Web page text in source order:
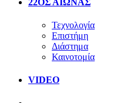
Τεχνολογία
Επιστήμη
Διάστημα
Καινοτομία
VIDEO